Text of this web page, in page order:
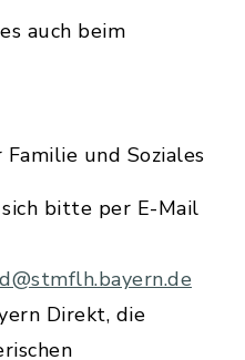
auch beim
und Soziales
bitte per E-Mail
Direkt, die